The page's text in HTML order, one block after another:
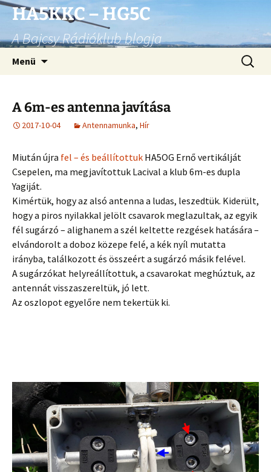
Ugrás
tartalomhoz
HA5KKC – HG5C
A Bajcsy Rádióklub blogja
Menü
A 6m-es antenna javítása
2017-10-04 Antennamunka, Hír
Miután újra fel – és beállítottuk HA5OG Ernő vertikálját
Csepelen, ma megjavítottuk Lacival a klub 6m-es dupla
Yagiját.
Kimértük, hogy az alsó antenna a ludas, leszedtük. Kiderült,
hogy a piros nyilakkal jelölt csavarok meglazultak, az egyik
fél sugárzó – alighanem a szél keltette rezgések hatására –
elvándorolt a doboz közepe felé, a kék nyíl mutatta
irányba, találkozott és összeért a sugárzó másik felével.
A sugárzókat helyreállítottuk, a csavarokat meghúztuk, az
antennát visszaszereltük, jó lett.
Az oszlopot egyelőre nem tekertük ki.